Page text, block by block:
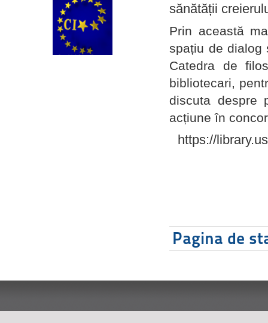
sănătății
Prin această
spațiu de dialog
Catedra de
bibliotecari,
discuta despre
acțiune în
https://
Pagina de